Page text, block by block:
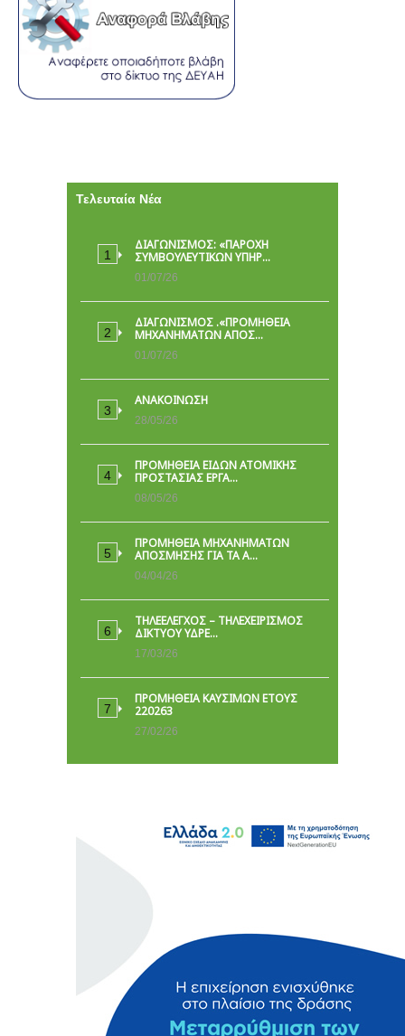
Τελευταία Νέα
ΔΙΑΓΩΝΙΣΜΟΣ: «ΠΑΡΟΧΉ
ΣΥΜΒΟΥΛΕΥΤΙΚΏΝ ΥΠΗΡ…
01/07/26
ΔΙΑΓΩΝΙΣΜΟΣ .«ΠΡΟΜΗΘΕΙΑ
ΜΗΧΑΝΗΜΑΤΩΝ ΑΠΟΣ…
01/07/26
ΑΝΑΚΟΙΝΩΣΗ
28/05/26
ΠΡΟΜΉΘΕΙΑ ΕΙΔΏΝ ΑΤΟΜΙΚΉΣ
ΠΡΟΣΤΑΣΊΑΣ ΕΡΓΑ…
08/05/26
ΠΡΟΜΗΘΕΙΑ ΜΗΧΑΝΗΜΑΤΩΝ
ΑΠΟΣΜΗΣΗΣ ΓΙΑ ΤΑ Α…
04/04/26
ΤΗΛΕΕΛΕΓΧΟΣ – ΤΗΛΕΧΕΙΡΙΣΜΟΣ
ΔΙΚΤΥΟΥ ΥΔΡΕ…
17/03/26
ΠΡΟΜΗΘΕΙΑ ΚΑΥΣΙΜΩΝ ΕΤΟΥΣ
220263
27/02/26